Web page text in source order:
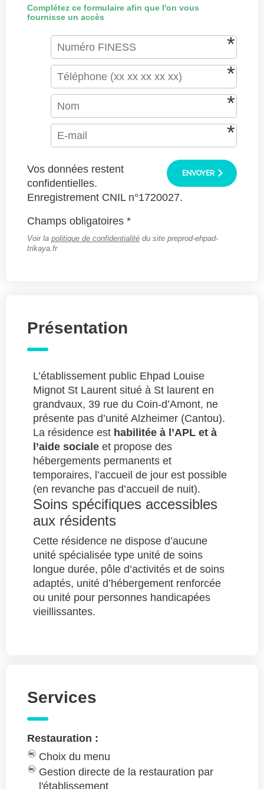
Complétez ce formulaire afin que l'on vous
fournisse un accès
ENVOYER
Vos données restent
confidentielles.
Enregistrement CNIL n°1720027.
Champs obligatoires *
Voir la politique de confidentialité du site preprod-ehpad-
trikaya.fr
Présentation
L’établissement public Ehpad Louise
Mignot St Laurent situé à St laurent en
grandvaux, 39 rue du Coin-d’Amont, ne
présente pas d’unité Alzheimer (Cantou).
La résidence est habilitée à l’APL et à
l’aide sociale et propose des
hébergements permanents et
temporaires, l’accueil de jour est possible
(en revanche pas d’accueil de nuit).
Soins spécifiques accessibles
aux résidents
Cette résidence ne dispose d’aucune
unité spécialisée type unité de soins
longue durée, pôle d’activités et de soins
adaptés, unité d’hébergement renforcée
ou unité pour personnes handicapées
vieillissantes.
Services
Restauration :
Choix du menu
Gestion directe de la restauration par
l'établissement